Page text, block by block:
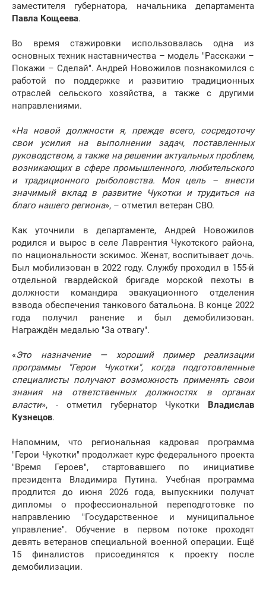
заместителя губернатора, начальника департамента
Павла Кощеева.
Во время стажировки использовалась одна из
основных техник наставничества – модель "Расскажи –
Покажи – Сделай". Андрей Новожилов познакомился с
работой по поддержке и развитию традиционных
отраслей сельского хозяйства, а также с другими
направлениями.
«На новой должности я, прежде всего, сосредоточу
свои усилия на выполнении задач, поставленных
руководством, а также на решении актуальных проблем,
возникающих в сфере промышленного, любительского
и традиционного рыболовства. Моя цель – внести
значимый вклад в развитие Чукотки и трудиться на
благо нашего региона», – отметил ветеран СВО.
Как уточнили в департаменте, Андрей Новожилов
родился и вырос в селе Лаврентия Чукотского района,
по национальности эскимос. Женат, воспитывает дочь.
Был мобилизован в 2022 году. Службу проходил в 155-й
отдельной гвардейской бригаде морской пехоты в
должности командира эвакуационного отделения
взвода обеспечения танкового батальона. В конце 2022
года получил ранение и был демобилизован.
Награждён медалью "За отвагу".
«Это назначение — хороший пример реализации
программы "Герои Чукотки", когда подготовленные
специалисты получают возможность применять свои
знания на ответственных должностях в органах
власти», - отметил губернатор Чукотки
Владислав
Кузнецов.
Напомним, что региональная кадровая программа
"Герои Чукотки" продолжает курс федерального проекта
"Время Героев", стартовавшего по инициативе
президента Владимира Путина. Учебная программа
продлится до июня 2026 года, выпускники получат
дипломы о профессиональной переподготовке по
направлению "Государственное и муниципальное
управление". Обучение в первом потоке проходят
девять ветеранов специальной военной операции. Ещё
15 финалистов присоединятся к проекту после
демобилизации.